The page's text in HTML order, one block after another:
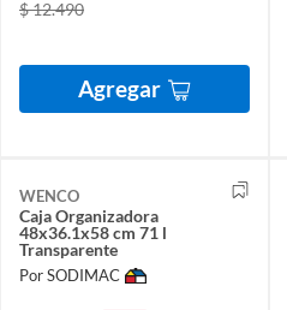
$ 12.490
Agregar
WENCO
Caja Organizadora
48x36.1x58 cm 71 l
Transparente
Por SODIMAC